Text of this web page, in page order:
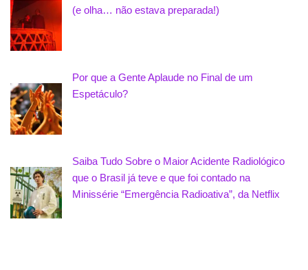
(e olha… não estava preparada!)
Por que a Gente Aplaude no Final de um
Espetáculo?
Saiba Tudo Sobre o Maior Acidente Radiológico
que o Brasil já teve e que foi contado na
Minissérie “Emergência Radioativa”, da Netflix